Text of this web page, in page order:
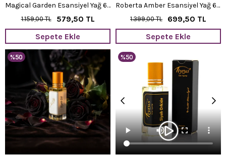
Magical Garden Esansiyel Yağ 6 ml.
579,50 TL
1.159,00 TL
Sepete Ekle
Roberta Amber Esansiyel Yağ 6 ml.
699,50 TL
1.399,00 TL
Sepete Ekle
%50 %50